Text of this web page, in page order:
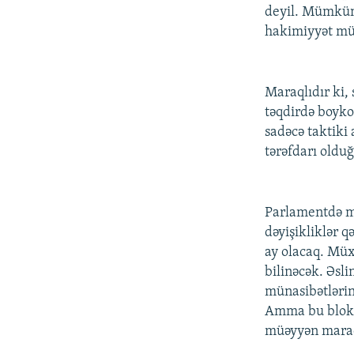
deyil.
hakimiyyət
Maraqlıdır ki,
təqdirdə
sadəcə taktiki
tərəfdarı
Parlamentdə
dəyişikliklər
ay olacaq.
bilinəcək.
Amma bu
müəyyən